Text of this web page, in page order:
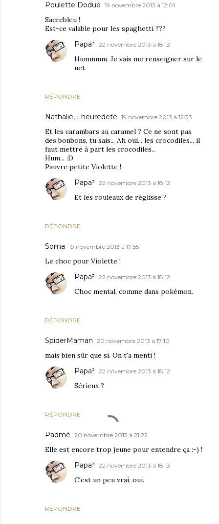
Poulette Dodue 19 novembre 2013 à 12:01
Sacrebleu !
Est-ce valable pour les spaghetti ???
RÉPONDRE
Papa³ 22 novembre 2013 à 18:12
Hummmm. Je vais me renseigner sur le
net.
Nathalie, Lheuredete 19 novembre 2013 à 12:33
Et les carambars au caramel ? Ce ne sont pas
des bonbons, tu sais... Ah oui... les crocodiles... il
faut mettre à part les crocodiles...
Hum... :D
Pauvre petite Violette !
RÉPONDRE
Papa³ 22 novembre 2013 à 18:12
Et les rouleaux de réglisse ?
Soma 19 novembre 2013 à 17:55
Le choc pour Violette !
RÉPONDRE
Papa³ 22 novembre 2013 à 18:12
Choc mental, comme dans pokémon.
SpiderMaman 20 novembre 2013 à 17:10
mais bien sûr que si. On t'a menti !
RÉPONDRE
Papa³ 22 novembre 2013 à 18:12
Sérieux ?
Padmé 20 novembre 2013 à 21:22
Elle est encore trop jeune pour entendre ça :-) !
RÉPONDRE
Papa³ 22 novembre 2013 à 18:13
C'est un peu vrai, oui.